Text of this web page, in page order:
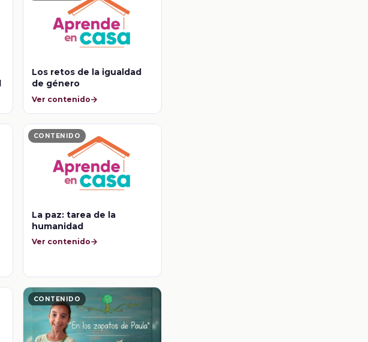
Los retos de la igualdad
de género
Ver contenido
CONTENIDO
La paz: tarea de la
humanidad
Ver contenido
CONTENIDO